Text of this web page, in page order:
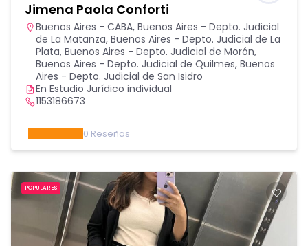
Jimena Paola Conforti
Buenos Aires - CABA, Buenos Aires - Depto. Judicial
de La Matanza, Buenos Aires - Depto. Judicial de La
Plata, Buenos Aires - Depto. Judicial de Morón,
Buenos Aires - Depto. Judicial de Quilmes, Buenos
Aires - Depto. Judicial de San Isidro
En Estudio Jurídico individual
1153186673
0 Reseñas
POPULARES